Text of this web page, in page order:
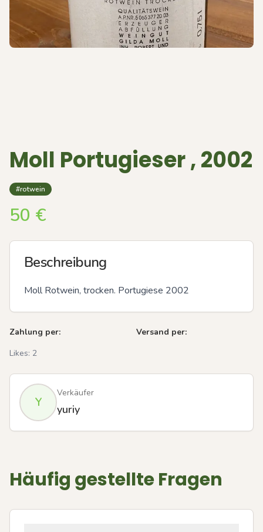
Moll Portugieser , 2002
#rotwein
50 €
Beschreibung
Moll Rotwein, trocken. Portugiese 2002
Zahlung per:
Versand per:
Likes: 2
Y
Verkäufer
yuriy
Häufig gestellte Fragen